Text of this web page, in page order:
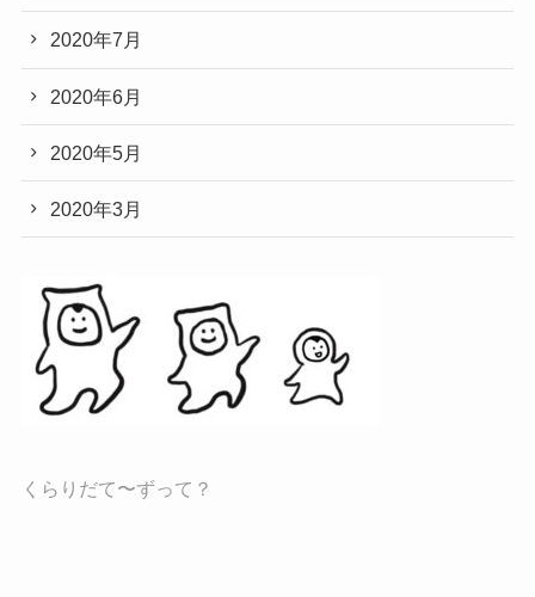
2020年7月
2020年6月
2020年5月
2020年3月
くらりだて〜ずって？